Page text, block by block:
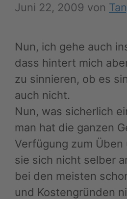
Juni 22, 2009 von
Nun, ich gehe auch
dass hintert mich
zu sinnieren, ob es
auch nicht.
Nun, was sicherlich
man hat die ganzen
Verfügung zum
sie sich nicht selber
bei den meisten
und Kostengründen